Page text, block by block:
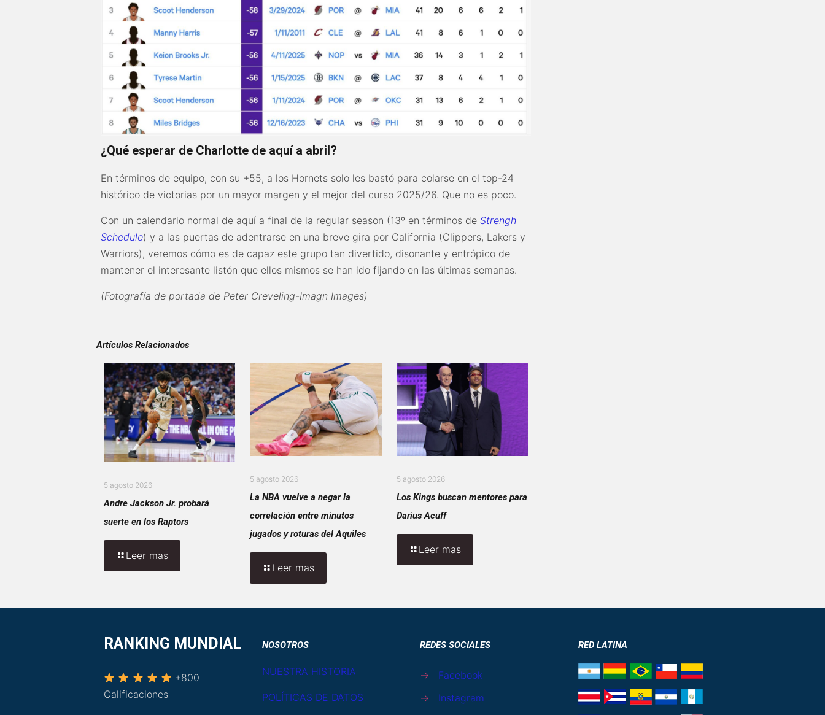
¿Qué esperar de Charlotte de aquí a abril?
En términos de equipo, con su +55, a los Hornets solo les bastó para colarse en el top-24
histórico de victorias por un mayor margen y el mejor del curso 2025/26. Que no es poco.
Con un calendario normal de aquí a final de la regular season (13º en términos deStrengh
Schedule) y a las puertas de adentrarse en una breve gira por California (Clippers, Lakers y
Warriors), veremos cómo es de capaz este grupo tan divertido, disonante y entrópico de
mantener el interesante listón que ellos mismos se han ido fijando en las últimas semanas.
(Fotografía de portada de Peter Creveling-Imagn Images)
Artículos Relacionados
5 agosto 2026
Andre Jackson Jr. probará
suerte en los Raptors
Leer mas
5 agosto 2026
La NBA vuelve a negar la
correlación entre minutos
jugados y roturas del Aquiles
Leer mas
5 agosto 2026
Los Kings buscan mentores para
Darius Acuff
Leer mas
RANKING MUNDIAL
+800
Calificaciones
NOSOTROS
NUESTRA HISTORIA
POLÍTICAS DE DATOS
REDES SOCIALES
→
Facebook
→
Instagram
RED LATINA